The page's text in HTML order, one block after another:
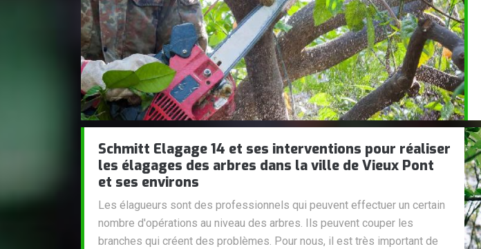
Schmitt Elagage 14 et ses interventions pour réaliser
les élagages des arbres dans la ville de Vieux Pont
et ses environs
Les élagueurs sont des professionnels qui peuvent effectuer un certain
nombre d'opérations au niveau des arbres. Ils peuvent couper les
branches qui créent des problèmes. Pour nous, il est très important de